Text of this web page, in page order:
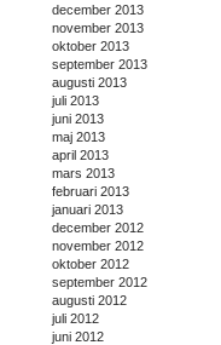
december 2013
november 2013
oktober 2013
september 2013
augusti 2013
juli 2013
juni 2013
maj 2013
april 2013
mars 2013
februari 2013
januari 2013
december 2012
november 2012
oktober 2012
september 2012
augusti 2012
juli 2012
juni 2012